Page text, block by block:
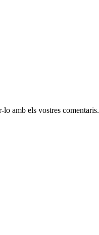
amb els vostres comentaris.